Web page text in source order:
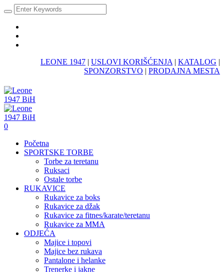
LEONE 1947 | USLOVI KORIŠĆENJA | KATALOG |
SPONZORSTVO | PRODAJNA MESTA
0
Početna
SPORTSKE TORBE
Torbe za teretanu
Ruksaci
Ostale torbe
RUKAVICE
Rukavice za boks
Rukavice za džak
Rukavice za fitnes/karate/teretanu
Rukavice za MMA
ODJEĆA
Majice i topovi
Majice bez rukava
Pantalone i helanke
Trenerke i jakne